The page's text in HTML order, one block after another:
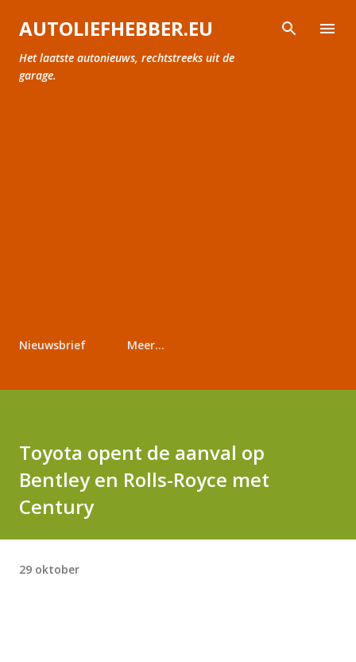
Doorgaan naar hoofdcontent
AUTOLIEFHEBBER.EU
Het laatste autonieuws, rechtstreeks uit de
garage.
Nieuwsbrief Meer…
Toyota opent de aanval op
Bentley en Rolls-Royce met
Century
29 oktober